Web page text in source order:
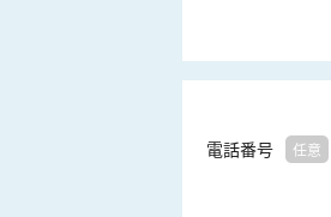
電話番号 任意